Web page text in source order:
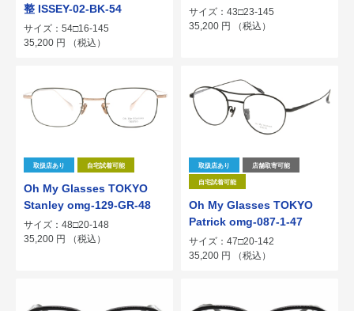
整 ISSEY-02-BK-54
サイズ：54□16-145
35,200 円 （税込）
サイズ：43□23-145
35,200 円 （税込）
取扱店あり 自宅試着可能
Oh My Glasses TOKYO
Stanley omg-129-GR-48
サイズ：48□20-148
35,200 円 （税込）
取扱店あり 店舗取寄可能
自宅試着可能
Oh My Glasses TOKYO
Patrick omg-087-1-47
サイズ：47□20-142
35,200 円 （税込）